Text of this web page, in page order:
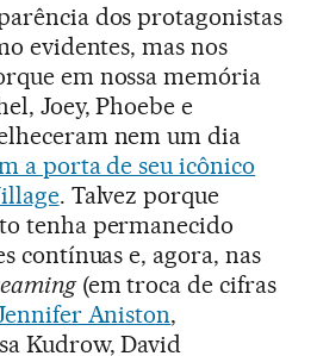
dos protagonistas
evidentes, mas nos
em nossa memória
Joey, Phoebe e
nem um dia
a porta de seu icônico
. Talvez porque
tenha permanecido
contínuas e, agora, nas
(em troca de cifras
Aniston,
Kudrow, David